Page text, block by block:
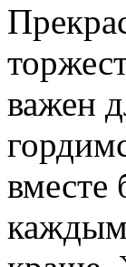
важен
каждым